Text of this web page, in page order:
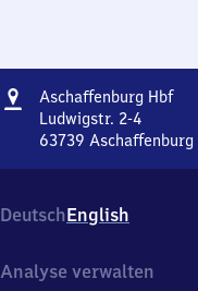
Adresse
Aschaffenburg Hbf
Ludwigstr. 2-4
63739 Aschaffenburg
Ludwigstr.
2-
6
DeutschEnglish
Analyse verwalten